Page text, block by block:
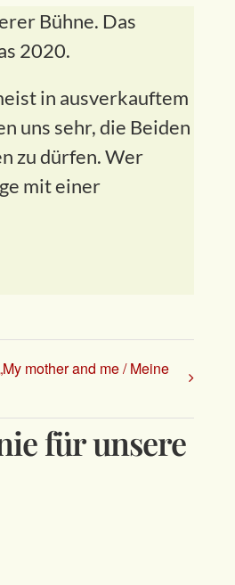
Bühne. Das
2020.
in ausverkauftem
uns sehr, die Beiden
zu dürfen. Wer
mit einer
mother and me / Meine
für unsere